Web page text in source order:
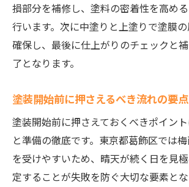
損部分を補修し、塗料の密着性を高め
行います。次に中塗りと上塗りで塗膜
確保し、最後に仕上がりのチェックと
了となります。
塗装開始前に押さえるべき流れの要点
塗装開始前に押さえておくべきポイン
と準備の徹底です。東京都葛飾区では
を受けやすいため、晴天が続く日を見
定することが失敗を防ぐ大切な要素と